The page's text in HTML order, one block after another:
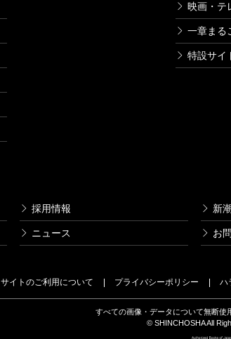
映画・テ
一章まる
特設サイ
採用情報 新
ニュース お
サイトのご利用について プライバシーポリシー ハ
すべての画像・データについて無断使
© SHINCHOSHA All